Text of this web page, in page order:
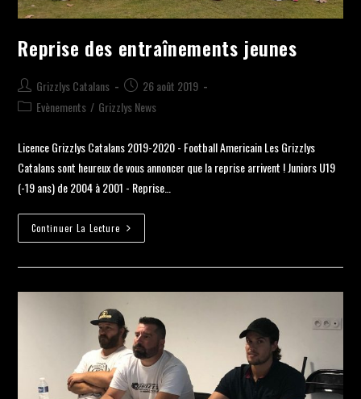
Reprise des entraînements jeunes
Grizzlys Catalans
26 août 2019
Evènements / Grizzlys News
Licence Grizzlys Catalans 2019-2020 - Football Americain Les Grizzlys
Catalans sont heureux de vous annoncer que la reprise arrivent ! Juniors U19
(-19 ans) de 2004 à 2001 - Reprise…
Continuer La Lecture